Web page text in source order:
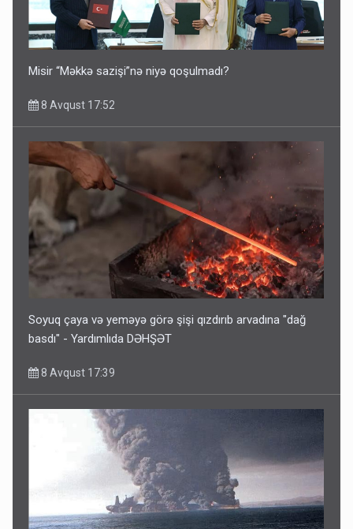
Misir “Məkkə sazişi”nə niyə qoşulmadı?
8 Avqust 17:52
Soyuq çaya və yeməyə görə şişi qızdırıb arvadına "dağ
basdı" - Yardımlıda DƏHŞƏT
8 Avqust 17:39